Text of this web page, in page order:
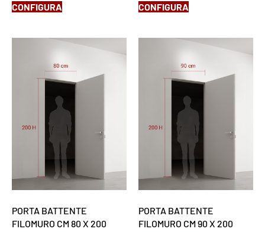
CONFIGURA CONFIGURA
PORTA BATTENTE
FILOMURO CM 80 X 200
PORTA BATTENTE
FILOMURO CM 90 X 200